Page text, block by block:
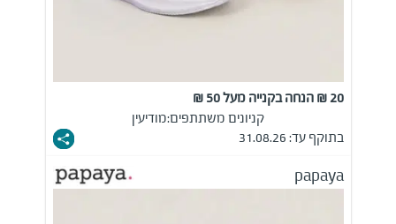
20 ₪ הנחה בקנייה מעל 50 ₪
קניונים משתתפים:מודיעין
בתוקף עד: 31.08.26
papaya